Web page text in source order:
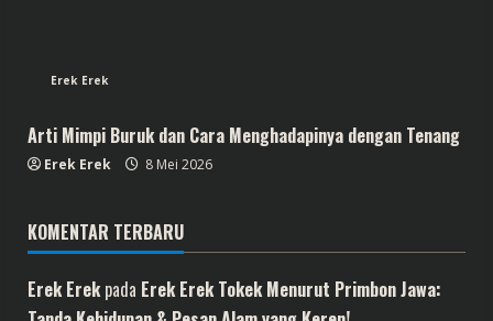
Erek Erek
Arti Mimpi Buruk dan Cara Menghadapinya dengan Tenang
Erek Erek 8 Mei 2026
KOMENTAR TERBARU
Erek Erekpada Erek Erek Tokek Menurut Primbon Jawa: